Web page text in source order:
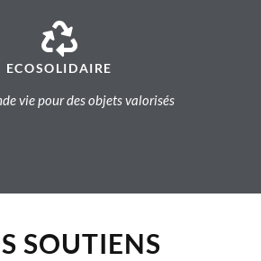
ECOSOLIDAIRE
vie pour des objets valorisés
SOUTIENS